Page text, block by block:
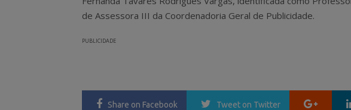
de Assessora III da Coordenadoria Geral de Publicidade.
PUBLICIDADE
Share on Facebook Tweet on Twitter